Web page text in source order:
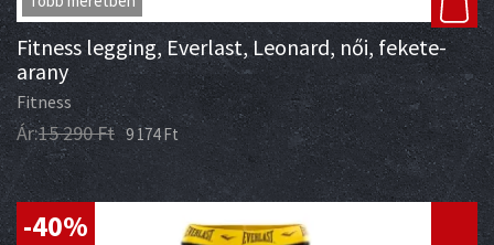
Fitness legging, Everlast, Leonard, női, fekete-
arany
Fitness
Ár:15 290Ft 9 174Ft
-40%